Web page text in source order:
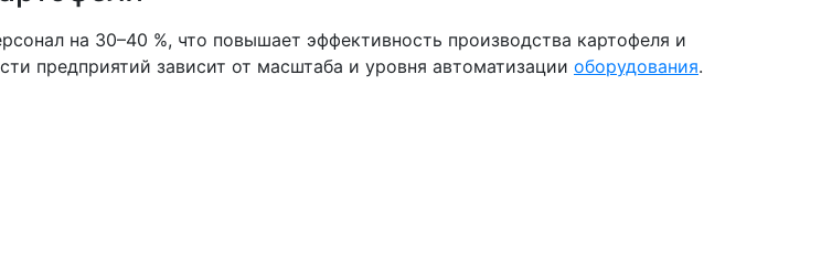
на 30–40 %, что повышает эффективность производства картофеля и
предприятий зависит от масштаба и уровня автоматизации оборудования.